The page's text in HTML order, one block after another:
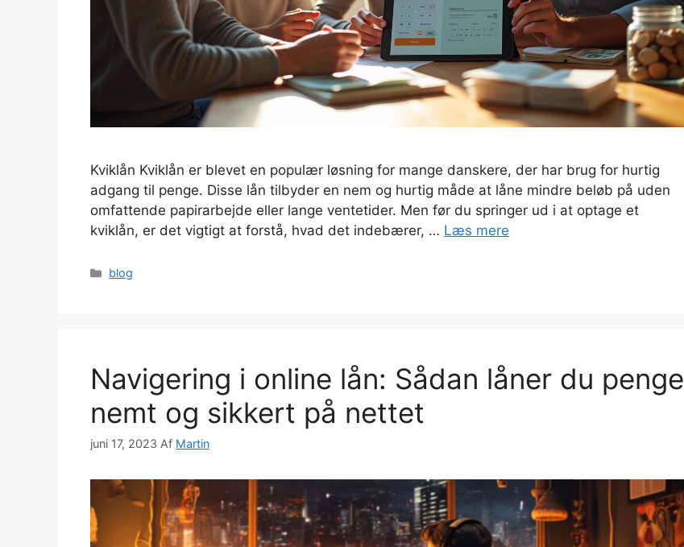
Kviklån Kviklån er blevet en populær løsning for mange danskere, der har brug for hurtig
adgang til penge. Disse lån tilbyder en nem og hurtig måde at låne mindre beløb på uden
omfattende papirarbejde eller lange ventetider. Men før du springer ud i at optage et
kviklån, er det vigtigt at forstå, hvad det indebærer, … Læs mere
Kategorier
blog
Navigering i online lån: Sådan låner du penge
nemt og sikkert på nettet
juni 17, 2023 Af Martin